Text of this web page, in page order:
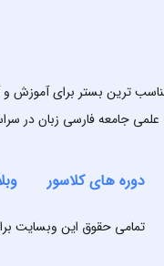
ترین بستر برای
جامعه فارسی زبان در
دوره های کلاسور
تمامی حقوق این وبسایت